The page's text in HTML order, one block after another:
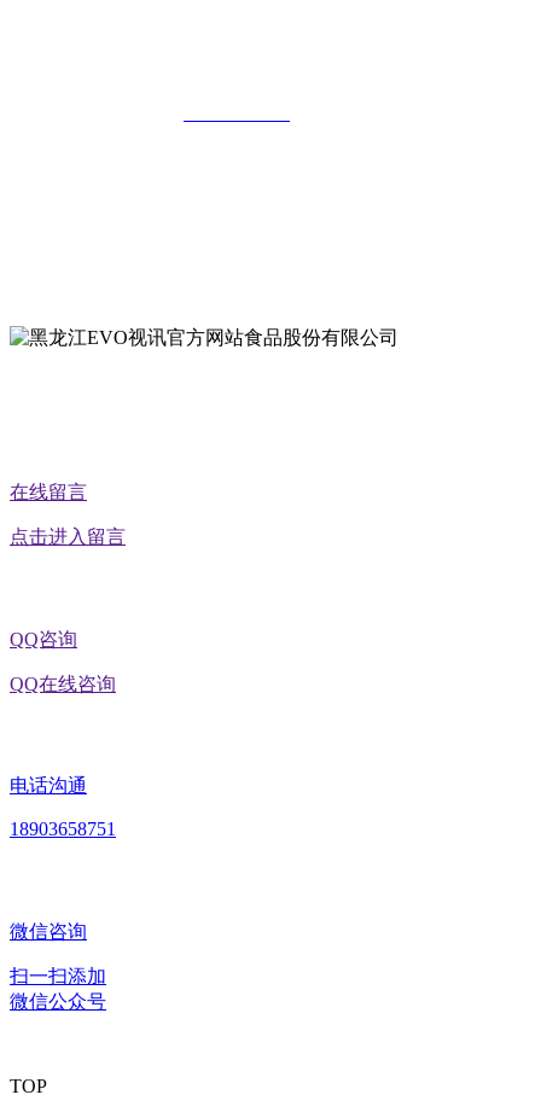
在线留言
点击进入留言
QQ咨询
QQ在线咨询
电话沟通
18903658751
微信咨询
扫一扫添加
微信公众号
TOP